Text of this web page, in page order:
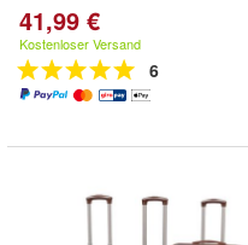
41,99 €
Kostenloser Versand
6